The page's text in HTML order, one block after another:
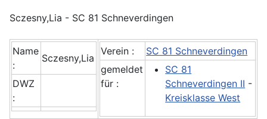
Sczesny,Lia - SC 81 Schneverdingen
Name
:
Sczesny,Lia
DWZ
:
Verein :
SC 81 Schneverdingen
gemeldet
für :
SC 81
Schneverdingen II -
Kreisklasse West